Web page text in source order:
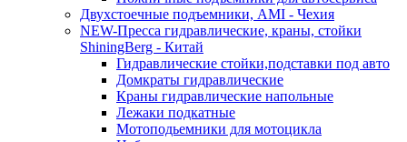
Двухстоечные подъемники, АМІ - Чехия
NEW-Пресса гидравлические, краны, стойки
ShiningBerg - Китай
Гидравлические стойки,подставки под авто
Домкраты гидравлические
Краны гидравлические напольные
Лежаки подкатные
Мотоподьемники для мотоцикла